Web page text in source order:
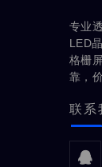
专业
LED
格栅
靠，
联系